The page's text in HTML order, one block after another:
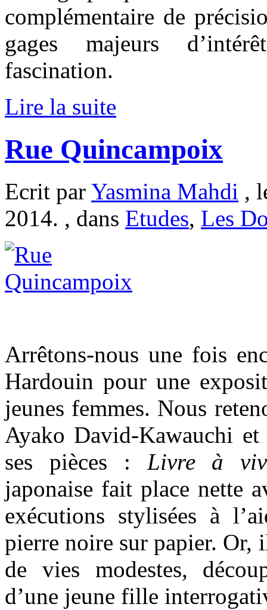
complémentaire de
gages majeurs
fascination.
Lire la suite
Rue Quincampoix
Ecrit par Yasmina Mahdi ,
2014. , dans Etudes, Les
Arrêtons-nous une fois
Hardouin pour une
jeunes femmes. Nous
Ayako David-Kawauchi
ses pièces : Livre à
japonaise fait place nette
exécutions stylisées à
pierre noire sur papier. Or,
de vies modestes,
d’une jeune fille